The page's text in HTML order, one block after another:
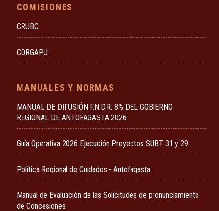
COMISIONES
CRUBC
CORGAPU
MANUALES Y NORMAS
MANUAL DE DIFUSIÓN F.N.D.R. 8% DEL GOBIERNO
REGIONAL DE ANTOFAGASTA 2026
Guía Operativa 2026 Ejecución Proyectos SUBT 31 y 29
Política Regional de Cuidados - Antofagasta
Manual de Evaluación de las Solicitudes de pronunciamiento
de Concesiones